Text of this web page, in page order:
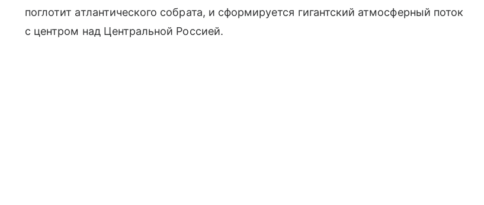
поглотит атлантического собрата, и сформируется гигантский атмосферный поток
с центром над Центральной Россией.